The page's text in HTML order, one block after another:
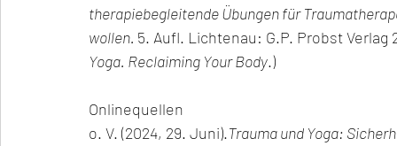
therapiebegleitende Übungen für
wollen. 5. Aufl. Lichtenau: G.P. Probst Verlag
Yoga. Reclaiming Your Body.)
Onlinequellen
o. V. (2024, 29. Juni).Trauma und Yoga: